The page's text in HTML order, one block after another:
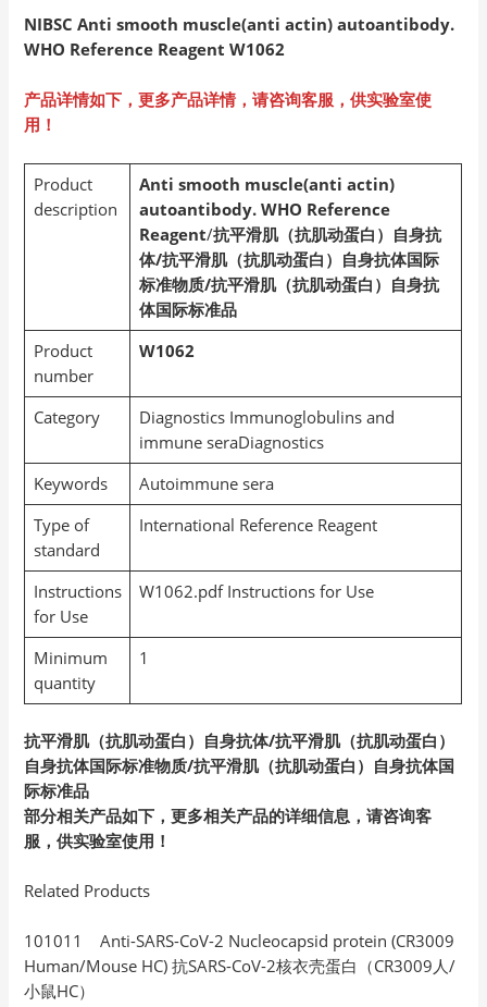
NIBSC Anti smooth muscle(anti actin) autoantibody.
WHO Reference Reagent W1062
产品详情如下，更多产品详情，请咨询客服，供实验室使
用！
Product
description
Anti smooth muscle(anti actin)
autoantibody. WHO Reference
Reagent/抗平滑肌（抗肌动蛋白）自身抗
体/抗平滑肌（抗肌动蛋白）自身抗体国际
标准物质/抗平滑肌（抗肌动蛋白）自身抗
体国际标准品
Product
number
W1062
Category
Diagnostics Immunoglobulins and
immune seraDiagnostics
Keywords
Autoimmune sera
Type of
standard
International Reference Reagent
Instructions
for Use
W1062.pdf Instructions for Use
Minimum
quantity
1
抗平滑肌（抗肌动蛋白）自身抗体/抗平滑肌（抗肌动蛋白）
自身抗体国际标准物质/抗平滑肌（抗肌动蛋白）自身抗体国
际标准品
部分相关产品如下，更多相关产品的详细信息，请咨询客
服，供实验室使用！
Related Products
101011 Anti-SARS-CoV-2 Nucleocapsid protein (CR3009
Human/Mouse HC) 抗SARS-CoV-2核衣壳蛋白（CR3009人/
小鼠HC）